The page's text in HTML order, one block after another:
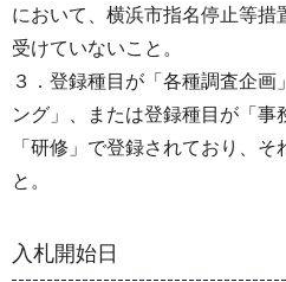
において、横浜市指名停止等措
受けていないこと。
３．登録種目が「各種調査企画
ング」、または登録種目が「
「研修」で登録されており、
と。
入札開始日